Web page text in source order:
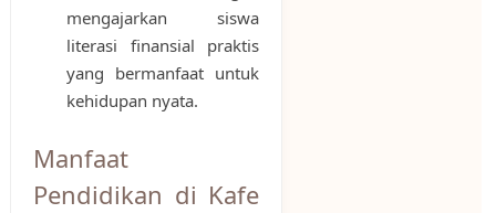
mengajarkan siswa
literasi finansial praktis
yang bermanfaat untuk
kehidupan nyata.
Manfaat
Pendidikan di Kafe